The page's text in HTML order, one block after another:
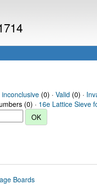
(0) · Valid (0) ·
(0) · 16e Lattice Sieve
Boards